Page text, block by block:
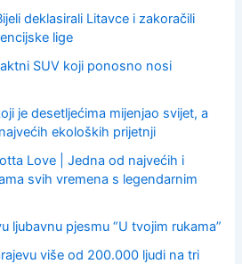
deklasirali Litavce i zakoračili
lige
SUV koji ponosno nosi
je desetljećima mijenjao svijet, a
ekoloških prijetnji
Love | Jedna od najvećih i
svih vremena s legendarnim
ljubavnu pjesmu “U tvojim rukama”
više od 200.000 ljudi na tri